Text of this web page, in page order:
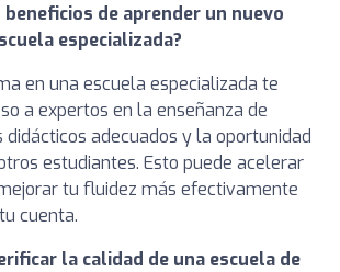
de aprender un nuevo
especializada?
en una escuela especializada te
a expertos en la enseñanza de
didácticos adecuados y la oportunidad
estudiantes. Esto puede acelerar
tu fluidez más efectivamente
cuenta.
la calidad de una escuela de